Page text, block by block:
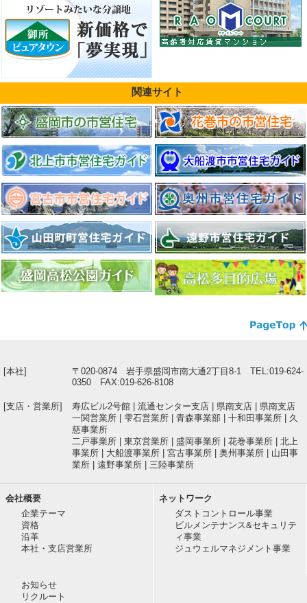
関連サイト
[本社]
〒020-0874 岩手県盛岡市南大通2丁目8-1 TEL:019-624-
0350 FAX:019-626-8108
[支店・営業所]
寿広ビル2号館 | 流通センター支店 | 県南支店 | 県南支店
一関営業所 | 雫石営業所 | 青森事業部 | 十和田事業所 | 久
慈事業所
二戸事業所 | 東京営業所 | 盛岡事業所 | 花巻事業所 | 北上
事業所 | 大船渡事業所 | 宮古事業所 | 奥州事業所 | 山田事
業所 | 遠野事業所 | 三陸事業所
会社概要
企業テーマ
資格
沿革
本社・支店営業所
ネットワーク
ダストコントロール事業
ビルメンテナンス&セキュリテ
ィ事業
ジュウェルマネジメント事業
お知らせ
リクルート